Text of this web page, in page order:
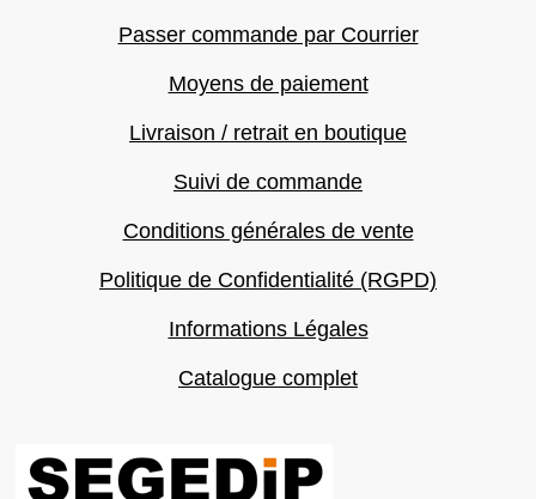
Passer commande par Courrier
Moyens de paiement
Livraison / retrait en boutique
Suivi de commande
Conditions générales de vente
Politique de Confidentialité (RGPD)
Informations Légales
Catalogue complet